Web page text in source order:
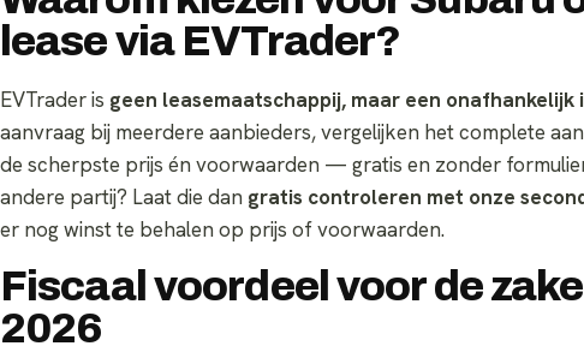
lease via EVTrader?
EVTrader is geen leasemaatschappij, maar een
aanvraag bij meerdere aanbieders, vergelijken het complete
de scherpste prijs én voorwaarden — gratis en zonder
andere partij? Laat die dan gratis controleren met onze
er nog winst te behalen op prijs of voorwaarden.
Fiscaal voordeel voor de
2026